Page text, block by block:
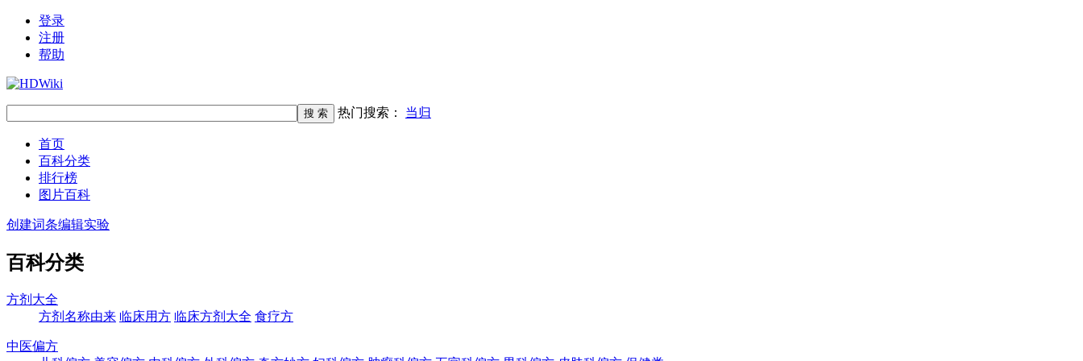
登录
注册
帮助
热门搜索： 当归
首页
百科分类
排行榜
图片百科
创建词条编辑实验
百科分类
方剂大全
方剂名称由来 临床用方 临床方剂大全 食疗方
中医偏方